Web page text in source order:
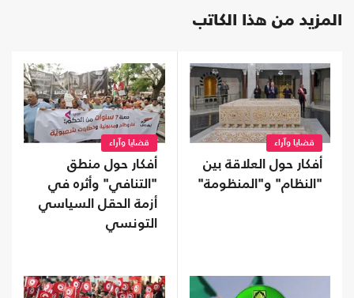
المزيد من هذا الكاتب
قضايا وآراء
أفكار حول العلاقة بين
"النظام" و"المنظومة"
قضايا وآراء
أفكار حول منطق
"التنافي" وأثره في
أزمة الحقل السياسي
التونسي